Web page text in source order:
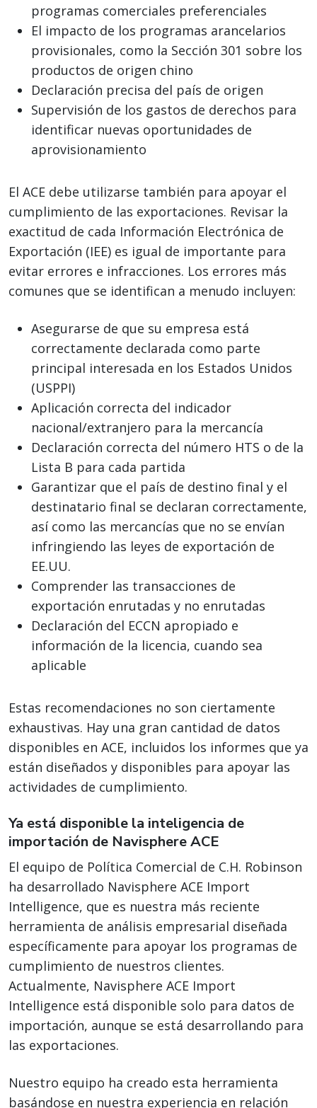
programas comerciales preferenciales
El impacto de los programas arancelarios
provisionales, como la Sección 301 sobre los
productos de origen chino
Declaración precisa del país de origen
Supervisión de los gastos de derechos para
identificar nuevas oportunidades de
aprovisionamiento
El ACE debe utilizarse también para apoyar el
cumplimiento de las exportaciones. Revisar la
exactitud de cada Información Electrónica de
Exportación (IEE) es igual de importante para
evitar errores e infracciones. Los errores más
comunes que se identifican a menudo incluyen:
Asegurarse de que su empresa está
correctamente declarada como parte
principal interesada en los Estados Unidos
(USPPI)
Aplicación correcta del indicador
nacional/extranjero para la mercancía
Declaración correcta del número HTS o de la
Lista B para cada partida
Garantizar que el país de destino final y el
destinatario final se declaran correctamente,
así como las mercancías que no se envían
infringiendo las leyes de exportación de
EE.UU.
Comprender las transacciones de
exportación enrutadas y no enrutadas
Declaración del ECCN apropiado e
información de la licencia, cuando sea
aplicable
Estas recomendaciones no son ciertamente
exhaustivas. Hay una gran cantidad de datos
disponibles en ACE, incluidos los informes que ya
están diseñados y disponibles para apoyar las
actividades de cumplimiento.
Ya está disponible la inteligencia de
importación de Navisphere ACE
El equipo de Política Comercial de C.H. Robinson
ha desarrollado Navisphere ACE Import
Intelligence, que es nuestra más reciente
herramienta de análisis empresarial diseñada
específicamente para apoyar los programas de
cumplimiento de nuestros clientes.
Actualmente, Navisphere ACE Import
Intelligence está disponible solo para datos de
importación, aunque se está desarrollando para
las exportaciones.
Nuestro equipo ha creado esta herramienta
basándose en nuestra experiencia en relación